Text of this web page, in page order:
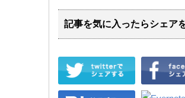
記事を気に入ったらシェア